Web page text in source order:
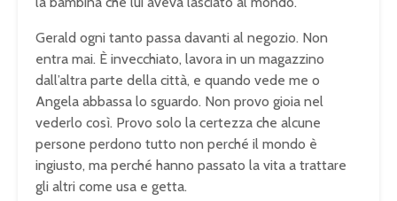
Gerald ogni tanto passa davanti al negozio. Non
entra mai. È invecchiato, lavora in un magazzino
dall’altra parte della città, e quando vede me o
Angela abbassa lo sguardo. Non provo gioia nel
vederlo così. Provo solo la certezza che alcune
persone perdono tutto non perché il mondo è
ingiusto, ma perché hanno passato la vita a trattare
gli altri come usa e getta.